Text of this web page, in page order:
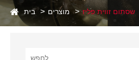
בית מוצרים שסתום זווית פליז